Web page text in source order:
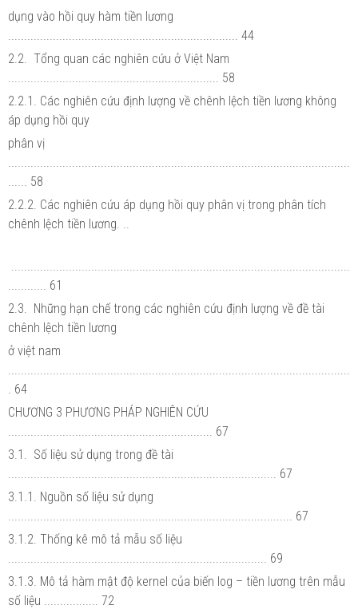
dụng vào hồi quy hàm tiền lương
........................................................................ 44
2.2. Tổng quan các nghiên cứu ở Việt Nam
.................................................................. 58
2.2.1. Các nghiên cứu định lượng về chênh lệch tiền lương không
áp dụng hồi quy
phân vị
...... 58
2.2.2. Các nghiên cứu áp dụng hồi quy phân vị trong phân tích
chênh lệch tiền lương. ..
............ 61
2.3. Những hạn chế trong các nghiên cứu định lượng về đề tài
chênh lệch tiền lương
ở việt nam
. 64
CHƯƠNG 3 PHƯƠNG PHÁP NGHIÊN CỨU
................................................................ 67
3.1. Số liệu sử dụng trong đề tài
.................................................................................... 67
3.1.1. Nguồn số liệu sử dụng
......................................................................................... 67
3.1.2. Thống kê mô tả mẫu số liệu
................................................................................. 69
3.1.3. Mô tả hàm mật độ kernel của biến log – tiền lương trên mẫu
số liệu ................. 72